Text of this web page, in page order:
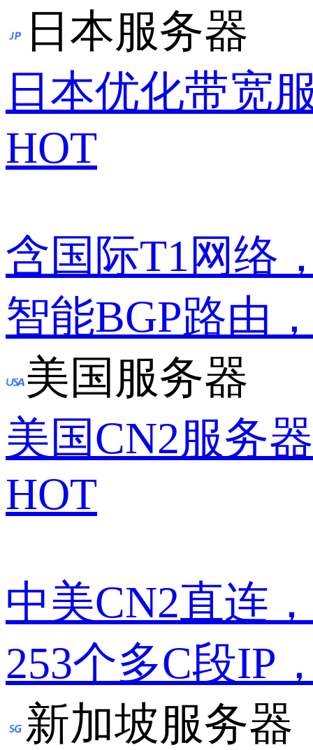
日本服务器
日本优化带宽
HOT
含国际T1网络
智能BGP路由
美国服务器
美国CN2服务器
HOT
中美CN2直连
253个多C段IP
新加坡服务器